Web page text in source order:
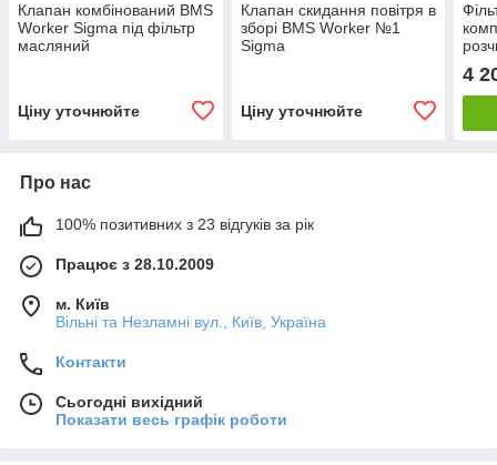
Клапан комбінований BMS
Worker Sigma під фільтр
масляний
Ціну уточнюйте
Клапан скидання повітря в
зборі BMS Worker №1
Sigma
Ціну уточнюйте
4
Про нас
100% позитивних з 23 відгуків за рік
Працює з 28.10.2009
м. Київ
Вільні та Незламні вул., Київ, Україна
Контакти
Сьогодні вихідний
Показати весь графік роботи